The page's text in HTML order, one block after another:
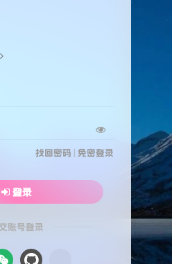
找回密码 | 免密登录
登录
账号登录